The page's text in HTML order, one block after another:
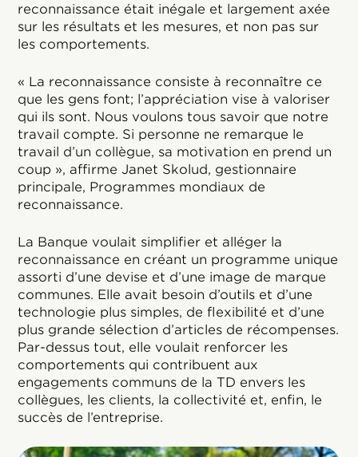
reconnaissance était inégale et largement axée
sur les résultats et les mesures, et non pas sur
les comportements.
« La reconnaissance consiste à reconnaître ce
que les gens font; l’appréciation vise à valoriser
qui ils sont. Nous voulons tous savoir que notre
travail compte. Si personne ne remarque le
travail d’un collègue, sa motivation en prend un
coup », affirme Janet Skolud, gestionnaire
principale, Programmes mondiaux de
reconnaissance.
La Banque voulait simplifier et alléger la
reconnaissance en créant un programme unique
assorti d’une devise et d’une image de marque
communes. Elle avait besoin d’outils et d’une
technologie plus simples, de flexibilité et d’une
plus grande sélection d’articles de récompenses.
Par-dessus tout, elle voulait renforcer les
comportements qui contribuent aux
engagements communs de la TD envers les
collègues, les clients, la collectivité et, enfin, le
succès de l’entreprise.